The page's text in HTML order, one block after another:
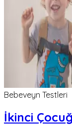
Bebeveyn Testleri
İkinci